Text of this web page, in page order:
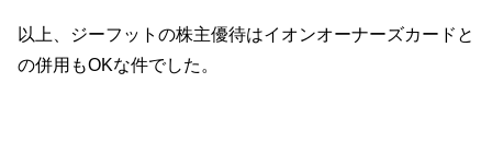
以上、ジーフットの株主優待はイオンオーナーズカードと
の併用もOKな件でした。